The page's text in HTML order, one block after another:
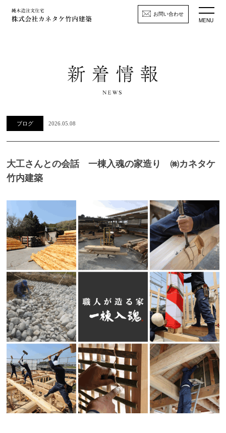
お問い合わせ
MENU
ブログ 2026.05.08
大工さんとの会話 一棟入魂の家造り ㈱カネタケ
竹内建築